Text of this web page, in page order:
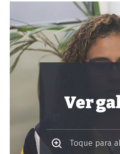
Ver
Toque para